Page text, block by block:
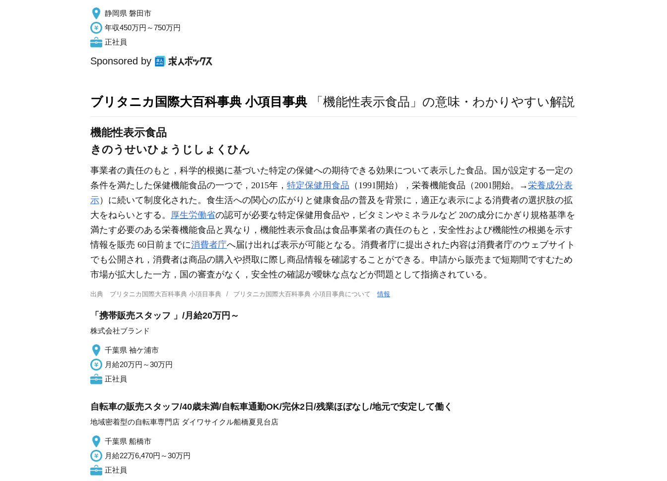
静岡県 磐田市
年収450万円～750万円
正社員
Sponsored by
ブリタニカ国際大百科事典 小項目事典 「機能性表示食品」の意味・わかりやすい解説
機能性表示食品
きのうせいひょうじしょくひん
事業者の責任のもと，科学的根拠に基づいた特定の保健への期待できる効果について表示した食品。国が設定する一定の
条件を満たした保健機能食品の一つで，2015年， 特定保健用食品 （1991開始），栄養機能食品（2001開始。→栄養成分表
示）に続いて制度化された。食生活への関心の広がりと健康食品の普及を背景に，適正な表示による消費者の選択肢の拡
大をねらいとする。 厚生労働省の認可が必要な特定保健用食品や，ビタミンやミネラルなど 20の成分にかぎり規格基準を
満たす必要のある栄養機能食品と異なり，機能性表示食品は食品事業者の責任のもと，安全性および機能性の根拠を示す
情報を販売 60日前までに消費者庁へ届け出れば表示が可能となる。消費者庁に提出された内容は消費者庁のウェブサイト
でも公開され，消費者は商品の購入や摂取に際し商品情報を確認することができる。申請から販売まで短期間ですむため
市場が拡大した一方，国の審査がなく，安全性の確認が曖昧な点などが問題として指摘されている。
出典 ブリタニカ国際大百科事典 小項目事典 ブリタニカ国際大百科事典 小項目事典について情報
「携帯販売スタッフ 」/月給20万円～
株式会社ブランド
千葉県 袖ケ浦市
月給20万円～30万円
正社員
自転車の販売スタッフ/40歳未満/自転車通勤OK/完休2日/残業ほぼなし/地元で安定して働く
地域密着型の自転車専門店 ダイワサイクル船橋夏見台店
千葉県 船橋市
月給22万6,470円～30万円
正社員